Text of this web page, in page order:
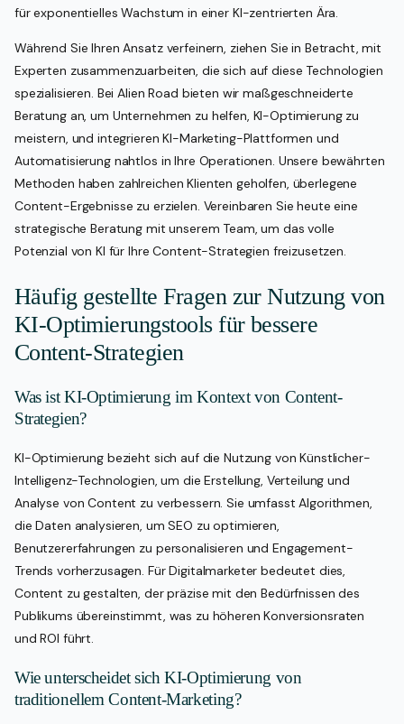
für exponentielles Wachstum in einer KI-zentrierten Ära.
Während Sie Ihren Ansatz verfeinern, ziehen Sie in Betracht, mit
Experten zusammenzuarbeiten, die sich auf diese Technologien
spezialisieren. Bei Alien Road bieten wir maßgeschneiderte
Beratung an, um Unternehmen zu helfen, KI-Optimierung zu
meistern, und integrieren KI-Marketing-Plattformen und
Automatisierung nahtlos in Ihre Operationen. Unsere bewährten
Methoden haben zahlreichen Klienten geholfen, überlegene
Content-Ergebnisse zu erzielen. Vereinbaren Sie heute eine
strategische Beratung mit unserem Team, um das volle
Potenzial von KI für Ihre Content-Strategien freizusetzen.
Häufig gestellte Fragen zur Nutzung von
KI-Optimierungstools für bessere
Content-Strategien
Was ist KI-Optimierung im Kontext von Content-
Strategien?
KI-Optimierung bezieht sich auf die Nutzung von Künstlicher-
Intelligenz-Technologien, um die Erstellung, Verteilung und
Analyse von Content zu verbessern. Sie umfasst Algorithmen,
die Daten analysieren, um SEO zu optimieren,
Benutzererfahrungen zu personalisieren und Engagement-
Trends vorherzusagen. Für Digitalmarketer bedeutet dies,
Content zu gestalten, der präzise mit den Bedürfnissen des
Publikums übereinstimmt, was zu höheren Konversionsraten
und ROI führt.
Wie unterscheidet sich KI-Optimierung von
traditionellem Content-Marketing?